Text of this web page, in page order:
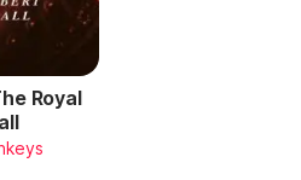
Royal